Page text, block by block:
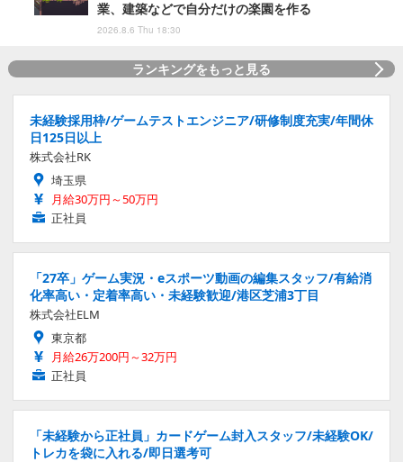
業、建築などで自分だけの楽園を作る
2026.8.6 Thu 18:30
ランキングをもっと見る
未経験採用枠/ゲームテストエンジニア/研修制度充実/年間休
日125日以上
株式会社RK
埼玉県
月給30万円～50万円
正社員
「27卒」ゲーム実況・eスポーツ動画の編集スタッフ/有給消
化率高い・定着率高い・未経験歓迎/港区芝浦3丁目
株式会社ELM
東京都
月給26万200円～32万円
正社員
「未経験から正社員」カードゲーム封入スタッフ/未経験OK/
トレカを袋に入れる/即日選考可